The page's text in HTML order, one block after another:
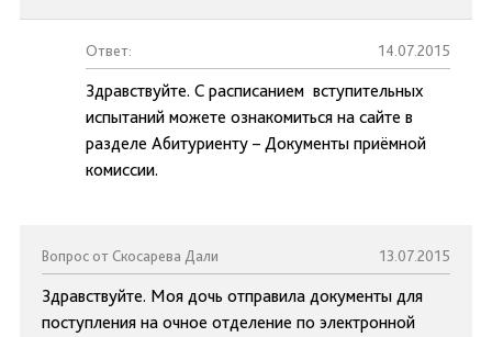
Ответ: 14.07.2015
Здравствуйте. С расписанием вступительных
испытаний можете ознакомиться на сайте в
разделе Абитуриенту – Документы приёмной
комиссии.
Вопрос от Скосарева Дали 13.07.2015
Здравствуйте. Моя дочь отправила документы для
поступления на очное отделение по электронной